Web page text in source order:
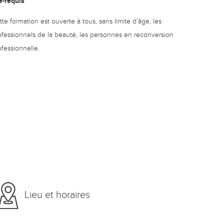
formation est ouverte à tous, sans limite d’âge, les
de la beauté, les personnes en reconversion
Lieu et horaires